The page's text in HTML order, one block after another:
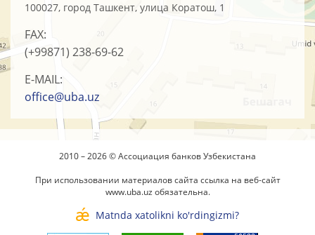
100027, город Ташкент, улица Коратош, 1
FAX:
(+99871) 238-69-62
E-MAIL:
office@uba.uz
2010 – 2026 © Ассоциация банков Узбекистана
При использовании материалов сайта ссылка на веб-сайт
www.uba.uz обязательна.
Matnda xatolikni ko'rdingizmi?